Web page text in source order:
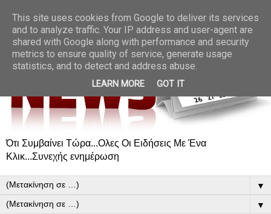
Ότι Συμβαίνει Τώρα...Ολες Οι Ειδήσεις Με Ένα
Κλικ...Συνεχής ενημέρωση
▼
▼
This site uses cookies from Google to deliver its services
and to analyze traffic. Your IP address and user-agent are
shared with Google along with performance and security
metrics to ensure quality of service, generate usage
statistics, and to detect and address abuse.
LEARN MORE GOT IT